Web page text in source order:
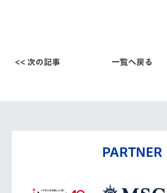
<< 次の記事 一覧へ戻る
PARTNER